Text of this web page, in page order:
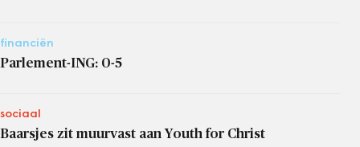
financiën
Parlement-ING: 0-5
sociaal
Baarsjes zit muurvast aan Youth for Christ